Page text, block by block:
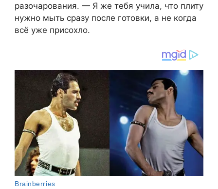
разочарования. — Я же тебя учила, что плиту
нужно мыть сразу после готовки, а не когда
всё уже присохло.